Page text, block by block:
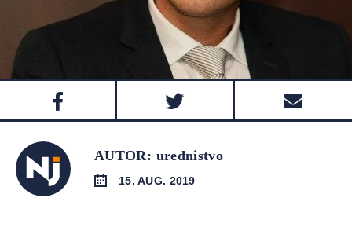
AUTOR: urednistvo
15. AUG. 2019